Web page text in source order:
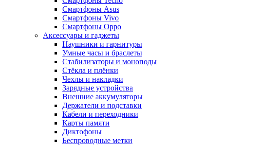
Смартфоны Asus
Смартфоны Vivo
Смартфоны Oppo
Аксессуары и гаджеты
Наушники и гарнитуры
Умные часы и браслеты
Стабилизаторы и моноподы
Стёкла и плёнки
Чехлы и накладки
Зарядные устройства
Внешние аккумуляторы
Держатели и подставки
Кабели и переходники
Карты памяти
Диктофоны
Беспроводные метки